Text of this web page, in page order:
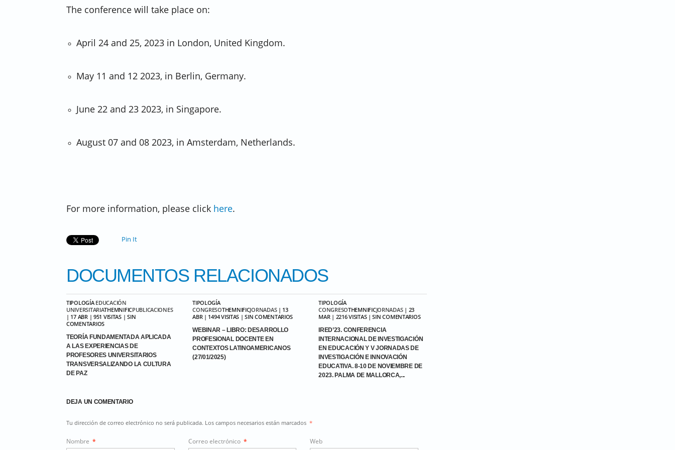
The conference will take place on:
April 24 and 25, 2023 in London, United Kingdom.
May 11 and 12 2023, in Berlin, Germany.
June 22 and 23 2023, in Singapore.
August 07 and 08 2023, in Amsterdam, Netherlands.
For more information, please click here.
Pin It
DOCUMENTOSRELACIONADOS
TIPOLOGÍA EDUCACIÓN
UNIVERSITARIATHEMNIFICPUBLICACIONES
| 17 ABR | 951 VISITAS | SIN
COMENTARIOS
TEORÍA FUNDAMENTADA APLICADA
A LAS EXPERIENCIAS DE
PROFESORES UNIVERSITARIOS
TRANSVERSALIZANDO LA CULTURA
DE PAZ
TIPOLOGÍA
CONGRESOTHEMNIFICJORNADAS| 13
ABR | 1494 VISITAS | SIN COMENTARIOS
WEBINAR – LIBRO: DESARROLLO
PROFESIONAL DOCENTE EN
CONTEXTOS LATINOAMERICANOS
(27/01/2025)
TIPOLOGÍA
CONGRESOTHEMNIFICJORNADAS| 23
MAR | 2216 VISITAS | SIN COMENTARIOS
IRED’23. CONFERENCIA
INTERNACIONAL DE INVESTIGACIÓN
EN EDUCACIÓN Y V JORNADAS DE
INVESTIGACIÓN E INNOVACIÓN
EDUCATIVA. 8-10 DE NOVIEMBRE DE
2023. PALMA DE MALLORCA,...
DEJA UN COMENTARIO
Tu dirección de correo electrónico no será publicada. Los campos necesarios están marcados *
Nombre * Correo electrónico * Web